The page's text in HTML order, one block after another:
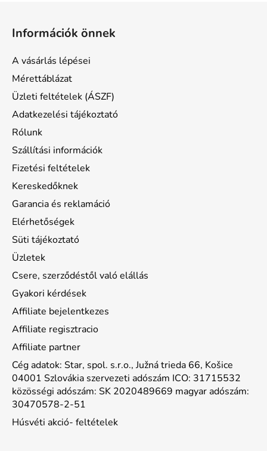
Információk önnek
A vásárlás lépései
Mérettáblázat
Üzleti feltételek (ÁSZF)
Adatkezelési tájékoztató
Rólunk
Szállítási információk
Fizetési feltételek
Kereskedőknek
Garancia és reklamáció
Elérhetőségek
Süti tájékoztató
Üzletek
Csere, szerződéstől való elállás
Gyakori kérdések
Affiliate bejelentkezes
Affiliate regisztracio
Affiliate partner
Cég adatok: Star, spol. s.r.o., Južná trieda 66, Košice
04001 Szlovákia szervezeti adószám ICO: 31715532
közösségi adószám: SK 2020489669 magyar adószám:
30470578-2-51
Húsvéti akció- feltételek